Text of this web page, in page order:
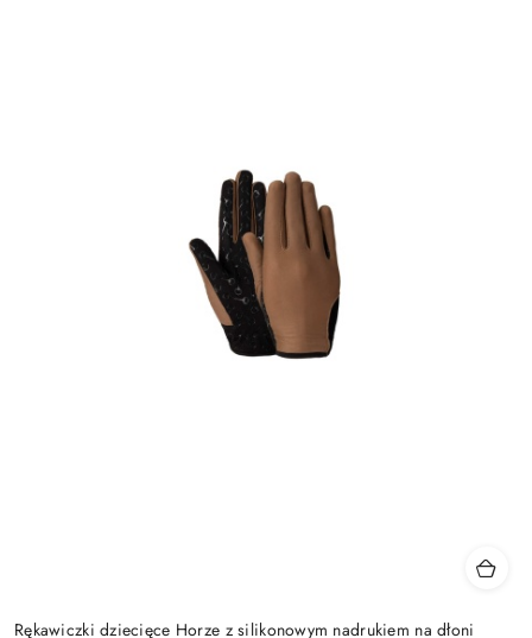
Rękawiczki dziecięce Horze z silikonowym nadrukiem na dłoni